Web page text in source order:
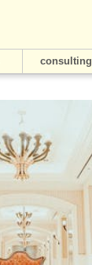
consulting